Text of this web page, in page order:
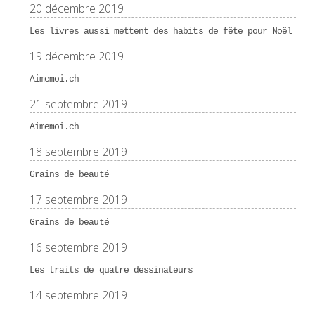
20 décembre 2019
Les livres aussi mettent des habits de fête pour Noël
19 décembre 2019
Aimemoi.ch
21 septembre 2019
Aimemoi.ch
18 septembre 2019
Grains de beauté
17 septembre 2019
Grains de beauté
16 septembre 2019
Les traits de quatre dessinateurs
14 septembre 2019